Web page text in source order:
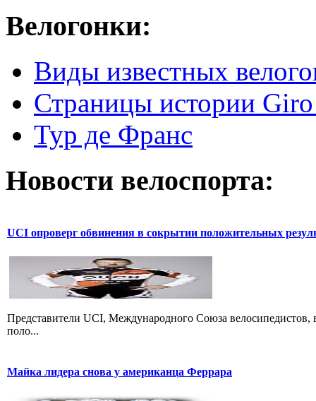
Велогонки:
Виды известных
Страницы истории
Тур де Франс
Новости велоспорта:
UCI опроверг обвинения в сокрытии положительных
Представители UCI, Международного Союза
поло...
Майка лидера снова у американца Феррара